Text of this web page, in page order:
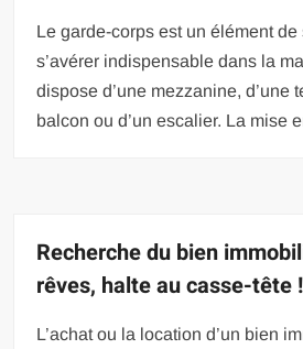
Le garde-corps est un élément
s’avérer indispensable dans la
dispose d’une mezzanine, d’une
balcon ou d’un escalier. La mise
Recherche du bien
rêves, halte au casse-tête !
L’achat ou la location d’un bien